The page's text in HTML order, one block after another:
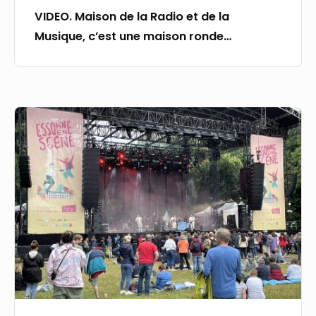
ronde…
VIDEO. Maison de la Radio et de la
Musique, c’est une maison ronde…
Le
festival
Essonne
en
Scène
change
de
nom